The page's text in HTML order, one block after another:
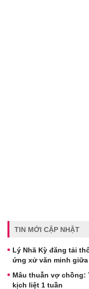
TIN MỚI CẬP NHẬT
Lý Nhã Kỳ đăng tải
ứng xử văn minh giữa
Mâu thuẫn vợ chồng:
kịch liệt 1 tuần